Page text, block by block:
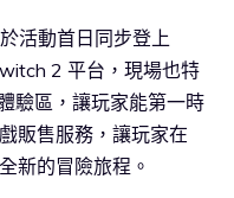
活動首日同步登上
2 平台，現場也特
驗區，讓玩家能第一時
販售服務，讓玩家在
新的冒險旅程。